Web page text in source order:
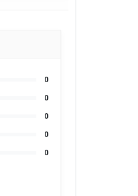
0
0
0
0
0